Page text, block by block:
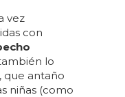
vez
con
lo
que antaño
niñas (como